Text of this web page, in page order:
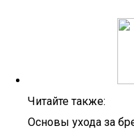
Читайте также:
Основы ухода за